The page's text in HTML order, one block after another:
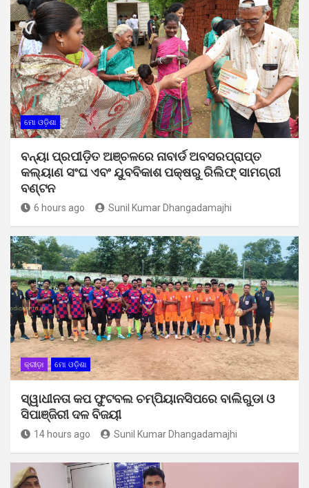
ମୋ ଓଡ଼ିଶା
ବନ୍ୟା ପ୍ରପୀଡ଼ିତ ଅଞ୍ଚଳରେ ନାବାର୍ଡ ଅବସରପ୍ରାପ୍ତ
କଲ୍ୟାଣ ସଂଘ ଏବଂ ଯୁବବିକାଶ ପକ୍ଷରୁ ରିଲିଫ୍ ସାମଗ୍ରୀ
ବଣ୍ଟନ
6 hours ago Sunil Kumar Dhangadamajhi
କ୍ରୀଡ଼ା ମୋ ଓଡ଼ିଶା
ସ୍ୱାଧୀନତା କପ ଫୁଟବଲ ଚମ୍ପିୟାନସିପରେ ବାଲିଗୁଡା ଓ
ସିପାଞ୍ଜିରୀ ଦଳ ବିଜୟୀ
14 hours ago Sunil Kumar Dhangadamajhi